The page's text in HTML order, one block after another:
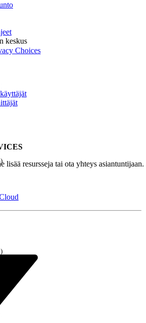
Tyhjennä kaikki Valmis
keskus
Choices
lisää resursseja tai ota yhteys asiantuntijaan.